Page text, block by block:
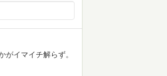
イマイチ解らず。